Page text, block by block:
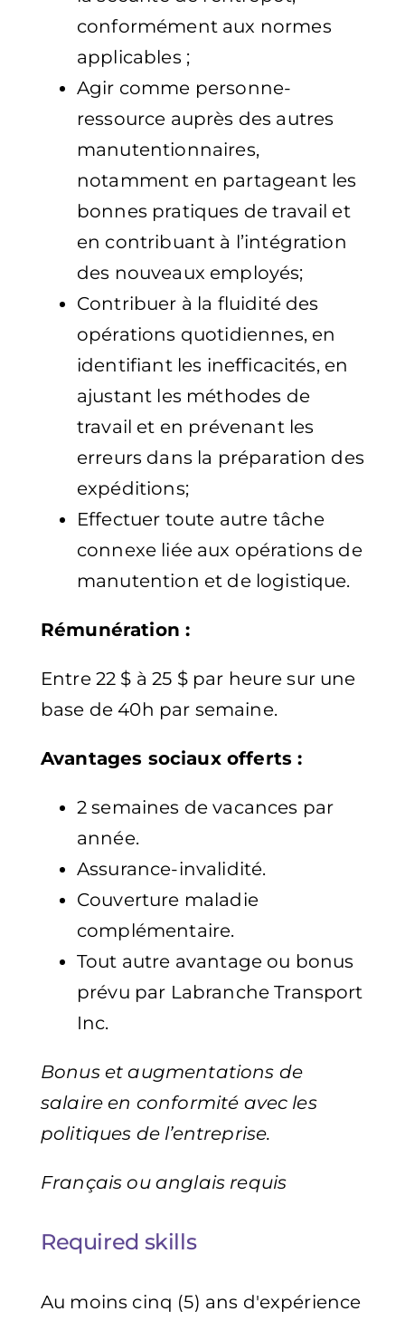
conformément aux normes
applicables ;
Agir comme personne-
ressource auprès des autres
manutentionnaires,
notamment en partageant les
bonnes pratiques de travail et
en contribuant à l’intégration
des nouveaux employés;
Contribuer à la fluidité des
opérations quotidiennes, en
identifiant les inefficacités, en
ajustant les méthodes de
travail et en prévenant les
erreurs dans la préparation des
expéditions;
Effectuer toute autre tâche
connexe liée aux opérations de
manutention et de logistique.
Rémunération :
Entre 22 $ à 25 $ par heure sur une
base de 40h par semaine.
Avantages sociaux offerts :
2 semaines de vacances par
année.
Assurance-invalidité.
Couverture maladie
complémentaire.
Tout autre avantage ou bonus
prévu par Labranche Transport
Inc.
Bonus et augmentations de
salaire en conformité avec les
politiques de l’entreprise.
Français ou anglais requis
Required skills
Au moins cinq (5) ans d'expérience